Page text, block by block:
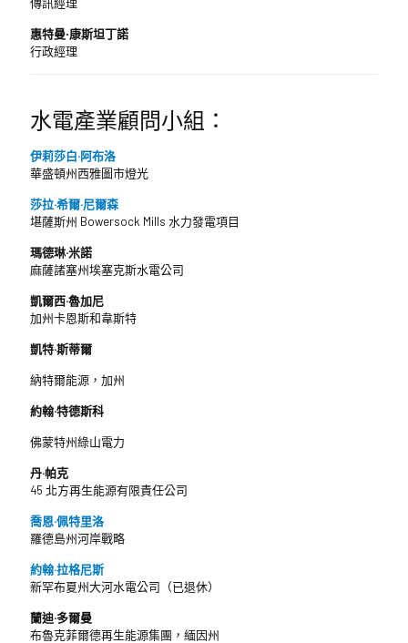
惠特曼‧康斯坦丁諾
行政經理
水電產業顧問小組：
伊莉莎白·阿布洛
華盛頓州西雅圖市燈光
莎拉·希爾·尼爾森
堪薩斯州 Bowersock Mills 水力發電項目
瑪德琳·米諾
麻薩諸塞州埃塞克斯水電公司
凱爾西·魯加尼
加州卡恩斯和韋斯特
凱特·斯蒂爾
納特爾能源，加州
約翰·特德斯科
佛蒙特州綠山電力
丹·帕克
45 北方再生能源有限責任公司
喬恩·佩特里洛
羅德島州河岸戰略
約翰·拉格尼斯
新罕布夏州大河水電公司（已退休）
蘭迪·多爾曼
布魯克菲爾德再生能源集團，緬因州